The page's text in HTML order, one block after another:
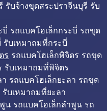
รับจ้างขุดสระปราจีนบุรี รับ
รถแบคโฮเล็กกระบี่ รถขุด
รับเหมาถมที่กระบี่
ร รถแบคโฮเล็กพิจิตร รถขุด
รับเหมาถมที่พิจิตร
รถแบคโฮเล็กยะลา รถขุด
รับเหมาถมที่ยะลา
น รถแบคโฮเล็กลำพูน รถ